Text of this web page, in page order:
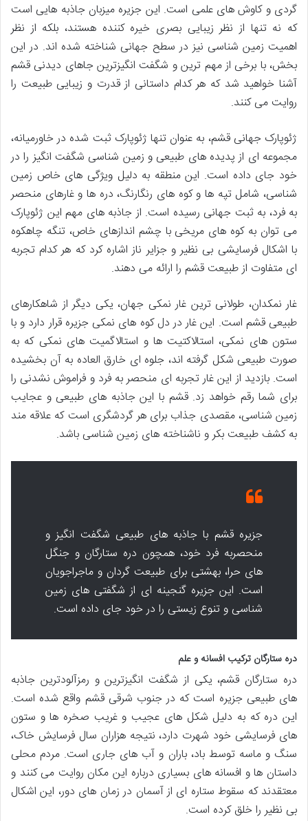
گردی و کاوش های علمی است. این جزیره میزبان جاذبه هایی است
که نه تنها از نظر زیبایی بصری خیره کننده هستند، بلکه از نظر
اهمیت زمین شناسی نیز در سطح جهانی شناخته شده اند. در این
بخش، با برخی از مهم ترین و شگفت انگیزترین جاهای دیدنی قشم
آشنا خواهید شد که هر کدام داستانی از قدرت و زیبایی طبیعت را
روایت می کنند.
ژئوپارک جهانی قشم، به عنوان تنها ژئوپارک ثبت شده در خاورمیانه،
مجموعه ای از پدیده های طبیعی و زمین شناسی شگفت انگیز را در
خود جای داده است. این منطقه به دلیل ویژگی های خاص زمین
شناسی، شامل تپه ها و کوه های رنگارنگ، دره ها و غارهای منحصر
به فرد، به ثبت جهانی رسیده است. از جاذبه های مهم این ژئوپارک
می توان به کوه های مریخی با چشم اندازهای خاص، تنگه چاهکوه
با اشکال فرسایشی بی نظیر و جزایر ناز اشاره کرد که هر کدام تجربه
ای متفاوت از طبیعت قشم را ارائه می دهند.
غار نمکدان، طولانی ترین غار نمکی جهان، یکی دیگر از شاهکارهای
طبیعی قشم است. این غار در دل کوه های نمکی جزیره قرار دارد و با
ستون های نمکی، استالاکتیت ها و استالاگمیت های نمکی که به
صورت طبیعی شکل گرفته اند، جلوه ای خارق العاده به آن بخشیده
است. بازدید از این غار تجربه ای منحصر به فرد و فراموش نشدنی را
برای شما رقم خواهد زد. قشم با این جاذبه های طبیعی و عجایب
زمین شناسی، مقصدی جذاب برای هر گردشگری است که علاقه مند
به کشف طبیعت بکر و ناشناخته های زمین شناسی باشد.
جزیره قشم با جاذبه های طبیعی شگفت انگیز و
منحصربه فرد خود، همچون دره ستارگان و جنگل
های حرا، بهشتی برای طبیعت گردان و ماجراجویان
است. این جزیره گنجینه ای از شگفتی های زمین
شناسی و تنوع زیستی را در خود جای داده است.
دره ستارگان ترکیب افسانه و علم
دره ستارگان قشم، یکی از شگفت انگیزترین و رمزآلودترین جاذبه
های طبیعی جزیره است که در جنوب شرقی قشم واقع شده است.
این دره که به دلیل شکل های عجیب و غریب صخره ها و ستون
های فرسایشی خود شهرت دارد، نتیجه هزاران سال فرسایش خاک،
سنگ و ماسه توسط باد، باران و آب های جاری است. مردم محلی
داستان ها و افسانه های بسیاری درباره این مکان روایت می کنند و
معتقدند که سقوط ستاره ای از آسمان در زمان های دور، این اشکال
بی نظیر را خلق کرده است.